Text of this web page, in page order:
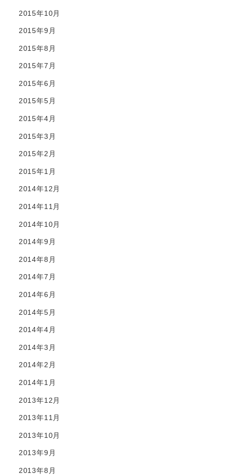
2015年10月
2015年9月
2015年8月
2015年7月
2015年6月
2015年5月
2015年4月
2015年3月
2015年2月
2015年1月
2014年12月
2014年11月
2014年10月
2014年9月
2014年8月
2014年7月
2014年6月
2014年5月
2014年4月
2014年3月
2014年2月
2014年1月
2013年12月
2013年11月
2013年10月
2013年9月
2013年8月